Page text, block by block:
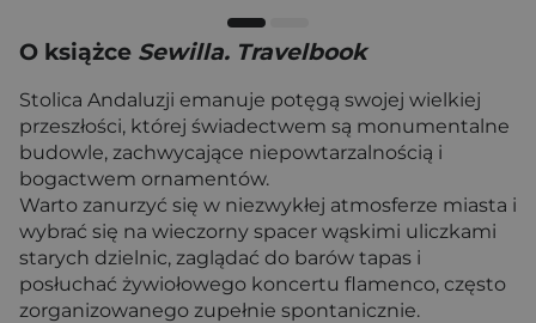
O książce Sewilla. Travelbook
Stolica Andaluzji emanuje potęgą swojej wielkiej
przeszłości, której świadectwem są monumentalne
budowle, zachwycające niepowtarzalnością i
bogactwem ornamentów.
Warto zanurzyć się w niezwykłej atmosferze miasta i
wybrać się na wieczorny spacer wąskimi uliczkami
starych dzielnic, zaglądać do barów tapas i
posłuchać żywiołowego koncertu flamenco, często
zorganizowanego zupełnie spontanicznie.